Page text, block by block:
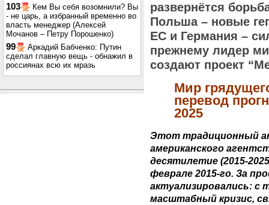
103
Кем Вы себя возомнили? Вы
- не царь, а избранный временно во
власть менеджер (Алексей
Мочанов – Петру Порошенко)
99
Аркадий Бабченко: Путин
сделал главную вещь - обнажил в
россиянах всю их мразь
развернётся
Польша – новые
ЕС и Германия –
прежнему лидер
создают проект
Мир
перевод
2025
Этот традиционный
американского
десятилетие (2015-
феврале 2015-го. За
актуализировались: с
масштабный кризис,